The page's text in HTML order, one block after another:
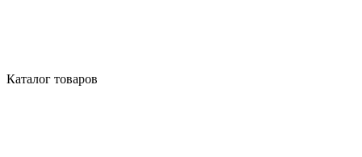
Каталог товаров